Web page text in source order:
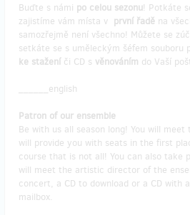
Buďte s námi po celou sezonu! Potkáte
zajistíme vám místa v první řadě na
samozřejmě není všechno! Můžete se
setkáte se s uměleckým šéfem souboru
ke stažení či CD s věnováním do Vaší
______english
Patron of our ensemble
Be with us all season long! You will
will provide you with seats in the first
course that is not all! You can also take
will meet the artistic director of the
concert, a CD to download or a CD with
mailbox.